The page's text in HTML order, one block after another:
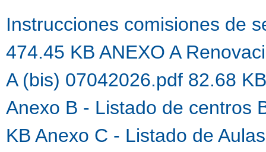
Instrucciones comisiones de
474.45 KB ANEXO A
A (bis) 07042026.pdf 82.68
Anexo B - Listado de centros
KB Anexo C - Listado de